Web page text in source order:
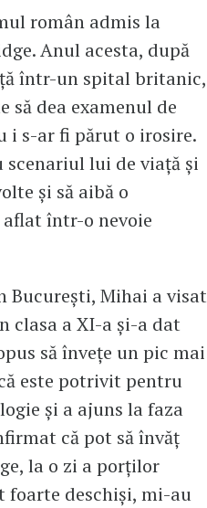
român admis la
Anul acesta, după
într-un spital britanic,
să dea examenul de
i s-ar fi părut o irosire.
scenariul lui de viață și
și să aibă o
într-o nevoie
București, Mihai a visat
clasa a XI-a și-a dat
să învețe un pic mai
este potrivit pentru
și a ajuns la faza
că pot să învăț
la o zi a porților
foarte deschiși, mi-au